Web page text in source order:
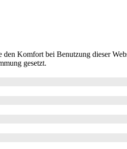
Komfort bei Benutzung dieser
gesetzt.